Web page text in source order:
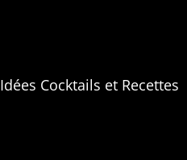
Idées Cocktails et Recettes